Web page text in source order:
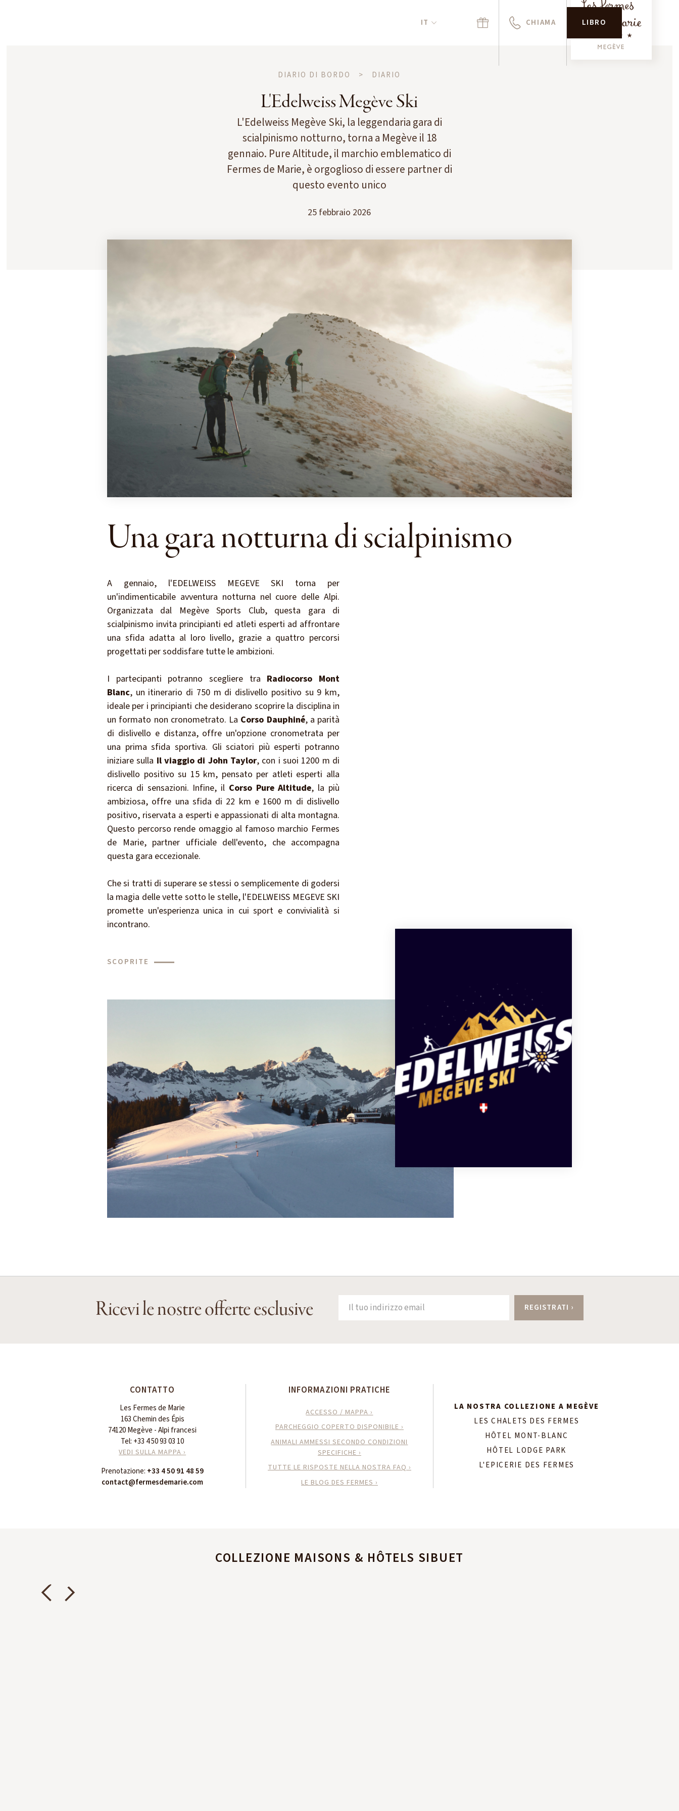
IT CHIAMA LIBRO
DIARIO DI BORDO > DIARIO
L'Edelweiss Megève Ski
L'Edelweiss Megève Ski, la leggendaria gara di
scialpinismo notturno, torna a Megève il 18
gennaio. Pure Altitude, il marchio emblematico di
Fermes de Marie, è orgoglioso di essere partner di
questo evento unico
25 febbraio 2026
Una gara notturna di scialpinismo
A gennaio, l'EDELWEISS MEGEVE SKI torna per
un'indimenticabile avventura notturna nel cuore delle Alpi.
Organizzata dal Megève Sports Club, questa gara di
scialpinismo invita principianti ed atleti esperti ad affrontare
una sfida adatta al loro livello, grazie a quattro percorsi
progettati per soddisfare tutte le ambizioni.
I partecipanti potranno scegliere tra Radiocorso Mont
Blanc, un itinerario di 750 m di dislivello positivo su 9 km,
ideale per i principianti che desiderano scoprire la disciplina in
un formato non cronometrato. La Corso Dauphiné, a parità
di dislivello e distanza, offre un'opzione cronometrata per
una prima sfida sportiva. Gli sciatori più esperti potranno
iniziare sulla Il viaggio di John Taylor, con i suoi 1200 m di
dislivello positivo su 15 km, pensato per atleti esperti alla
ricerca di sensazioni. Infine, il Corso Pure Altitude, la più
ambiziosa, offre una sfida di 22 km e 1600 m di dislivello
positivo, riservata a esperti e appassionati di alta montagna.
Questo percorso rende omaggio al famoso marchio Fermes
de Marie, partner ufficiale dell'evento, che accompagna
questa gara eccezionale.
Che si tratti di superare se stessi o semplicemente di godersi
la magia delle vette sotto le stelle, l'EDELWEISS MEGEVE SKI
promette un'esperienza unica in cui sport e convivialità si
incontrano.
SCOPRITE
Ricevi le nostre offerte esclusive
CONTATTO
Les Fermes de Marie
163 Chemin des Épis
74120 Megève - Alpi francesi
Tel: +33 4 50 93 03 10
VEDI SULLA MAPPA ›
Prenotazione: +33 4 50 91 48 59
contact@fermesdemarie.com
INFORMAZIONI PRATICHE
ACCESSO / MAPPA ›
PARCHEGGIO COPERTO DISPONIBILE ›
ANIMALI AMMESSI SECONDO CONDIZIONI
SPECIFICHE ›
TUTTE LE RISPOSTE NELLA NOSTRA FAQ ›
LE BLOG DES FERMES ›
LA NOSTRA COLLEZIONE A MEGÈVE
LES CHALETS DES FERMES
HÔTEL MONT-BLANC
HÔTEL LODGE PARK
L'EPICERIE DES FERMES
COLLEZIONE MAISONS & HÔTELS SIBUET